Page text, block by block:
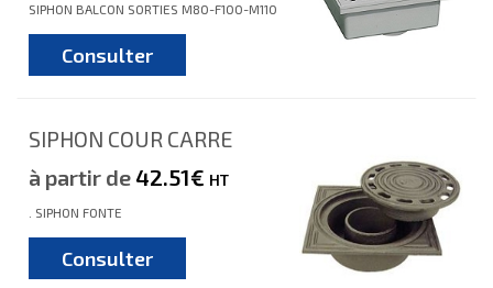
SIPHON BALCON SORTIES M80-F100-M110
Consulter
SIPHON COUR CARRE
à partir de42.51€ HT
. SIPHON FONTE
Consulter